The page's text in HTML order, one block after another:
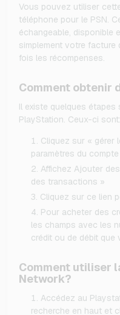
Vous pouvez utiliser
téléphone pour le PSN.
échangeable, disponible
simplement votre facture
fois les récompenses.
Comment obtenir
Il existe quelques
PlayStation. Ceux-ci sont:
Cliquez sur « gérer
paramètres du compte
Affichez Ajouter
des transactions »
Cliquez sur ce lien
Pour acheter des
les champs avec les
crédit ou de débit
Comment utiliser
Network?
Accédez au
recherche en haut et